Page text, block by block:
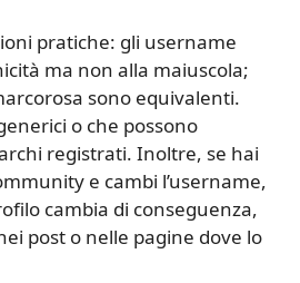
pratiche: gli username
ma non alla maiuscola;
sono equivalenti.
o che possono
registrati. Inoltre, se hai
e cambi l’username,
cambia di conseguenza,
post o nelle pagine dove lo